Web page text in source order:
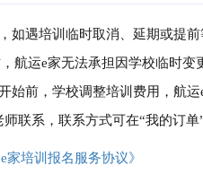
如遇培训临时取消、延期或提
航运e家无法承担因学校临时变
始前，学校调整培训费用，航
联系，联系方式可在“我的订
e家培训报名服务协议》